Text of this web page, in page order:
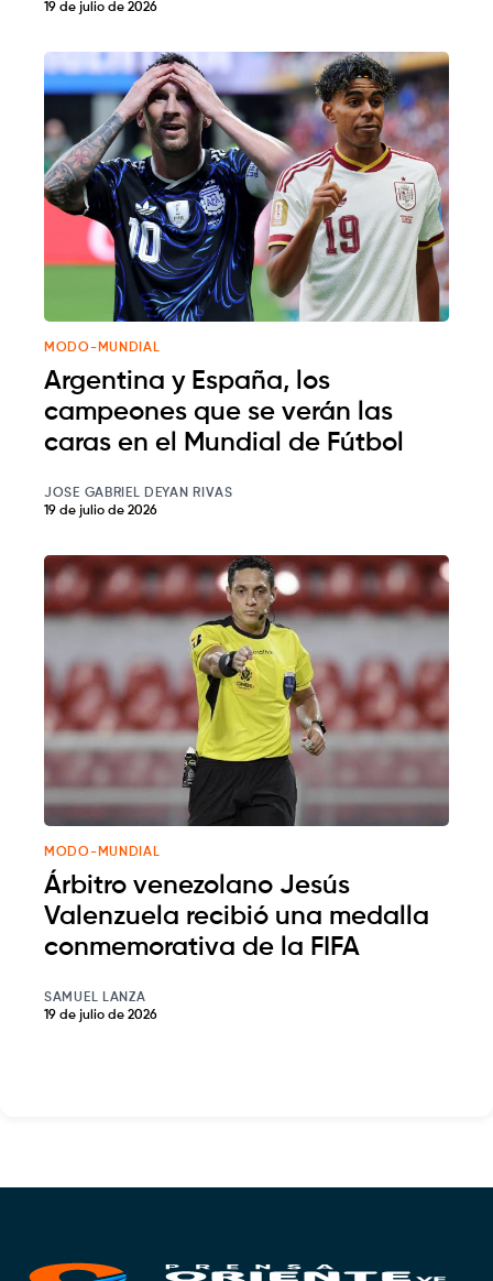
19 de julio de 2026
MODO-MUNDIAL
Argentina y España, los
campeones que se verán las
caras en el Mundial de Fútbol
JOSE GABRIEL DEYAN RIVAS
19 de julio de 2026
MODO-MUNDIAL
Árbitro venezolano Jesús
Valenzuela recibió una medalla
conmemorativa de la FIFA
SAMUEL LANZA
19 de julio de 2026